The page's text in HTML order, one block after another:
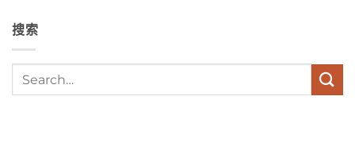
in
deze
搜索